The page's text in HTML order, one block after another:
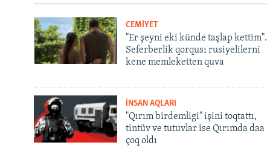
CEMİYET
"Er şeyni eki künde taşlap kettim".
Seferberlik qorqusı rusiyelilerni
kene memleketten quva
İNSAN AQLARI
"Qırım birdemligi" işini toqtattı,
tintüv ve tutuvlar ise Qırımda daa
çoq oldı